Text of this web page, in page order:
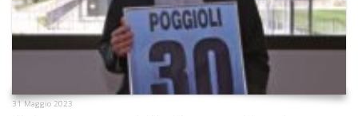
31 Maggio 2023